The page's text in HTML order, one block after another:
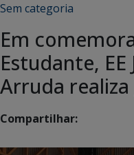
Sem categoria
Em
Estudante,
Arruda realiza
Compartilhar: